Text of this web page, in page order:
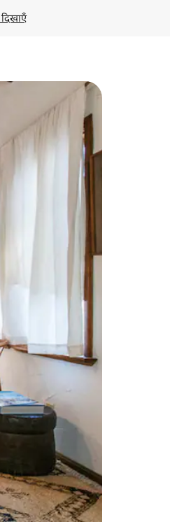
करें।